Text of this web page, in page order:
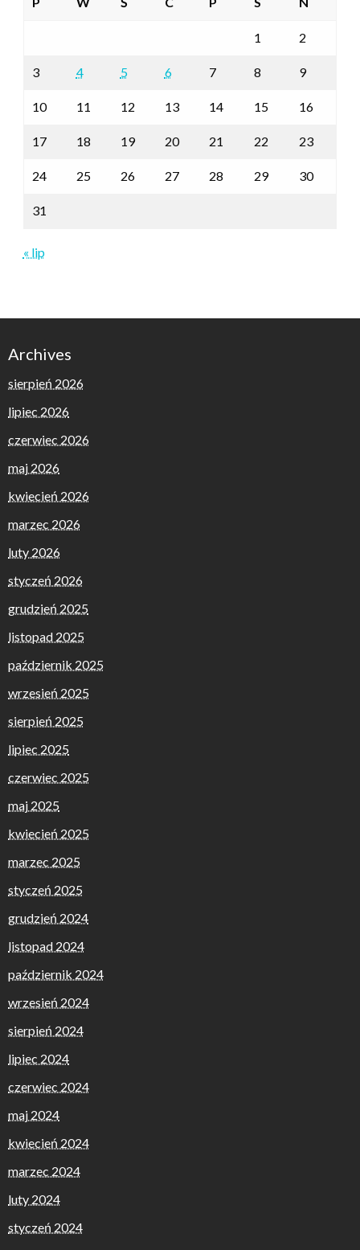
1 2
3 4 5 6 7 8 9
10 11 12 13 14 15 16
17 18 19 20 21 22 23
24 25 26 27 28 29 30
31
« lip
Archives
sierpień 2026
lipiec 2026
czerwiec 2026
maj 2026
kwiecień 2026
marzec 2026
luty 2026
styczeń 2026
grudzień 2025
listopad 2025
październik 2025
wrzesień 2025
sierpień 2025
lipiec 2025
czerwiec 2025
maj 2025
kwiecień 2025
marzec 2025
styczeń 2025
grudzień 2024
listopad 2024
październik 2024
wrzesień 2024
sierpień 2024
lipiec 2024
czerwiec 2024
maj 2024
kwiecień 2024
marzec 2024
luty 2024
styczeń 2024